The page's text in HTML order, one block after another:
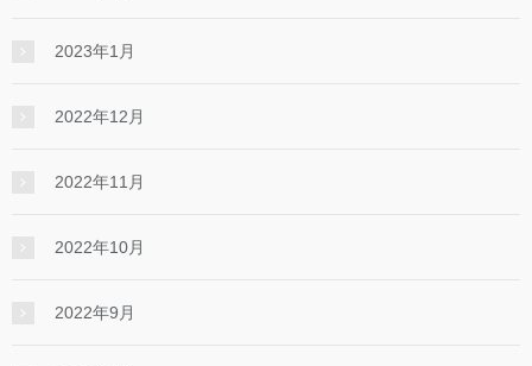
2023年1月
2022年12月
2022年11月
2022年10月
2022年9月